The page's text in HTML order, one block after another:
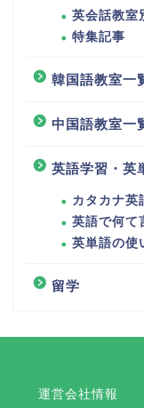
英会話教室
特集記事
韓国語教室一
中国語教室一
英語学習・英
カタカナ英
英語で何て
英単語の使
留学
運営会社情報